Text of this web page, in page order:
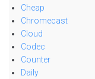
Cheap
Chromecast
Cloud
Codec
Counter
Daily